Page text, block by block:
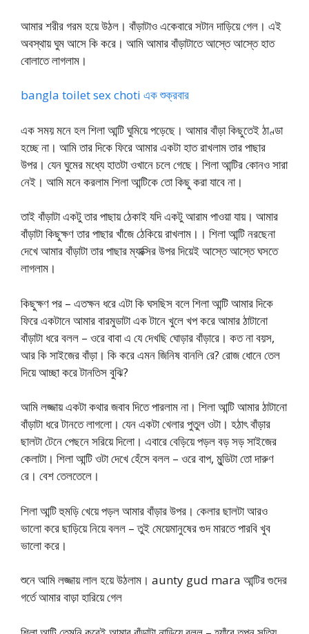
আমার শরীর গরম হয়ে উঠল। বাঁড়াটাও একেবারে সটান দাড়িয়ে গেল। এই
অবস্থায় ঘুম আসে কি করে। আমি আমার বাঁড়াটাতে আস্তে আস্তে হাত
বোলাতে লাগলাম।
bangla toilet sex choti এক শুক্রবার
এক সময় মনে হল শিলা আন্টি ঘুমিয়ে পড়েছে। আমার বাঁড়া কিছুতেই ঠাণ্ডা
হচ্ছে না। আমি তার দিকে ফিরে আমার একটা হাত রাখলাম তার পাছার
উপর। যেন ঘুমের মধ্যে হাতটা ওখানে চলে গেছে। শিলা আন্টির কোনও সারা
নেই। আমি মনে করলাম শিলা আন্টিকে তো কিছু করা যাবে না।
তাই বাঁড়াটা একটু তার পাছায় ঠেকাই যদি একটু আরাম পাওয়া যায়। আমার
বাঁড়াটা কিছুক্ষণ তার পাছার খাঁজে ঠেকিয়ে রাখলাম।। শিলা আন্টি নরছেনা
দেখে আমার বাঁড়াটা তার পাছার ম্যাক্সির উপর দিয়েই আস্তে আস্তে ঘসতে
লাগলাম।
কিছুক্ষণ পর – এতক্ষন ধরে এটা কি ঘসছিস বলে শিলা আন্টি আমার দিকে
ফিরে একটানে আমার বারমুডাটা এক টানে খুলে খপ করে আমার ঠাটানো
বাঁড়াটা ধরে বলল – ওরে বাবা এ যে দেখছি ঘোড়ার বাঁড়ারে। কত না বয়স,
আর কি সাইজের বাঁড়া। কি করে এমন জিনিষ বানলি রে? রোজ ধোনে তেল
দিয়ে আচ্ছা করে টানতিস বুঝি?
আমি লজ্জায় একটা কথার জবাব দিতে পারলাম না। শিলা আন্টি আমার ঠাটানো
বাঁড়াটা ধরে টানতে লাগলো। যেন একটা খেলার পুতুল ওটা। হঠাৎ বাঁড়ার
ছালটা টেনে পেছনে সরিয়ে দিলো। এবারে বেড়িয়ে পড়ল বড় সড় সাইজের
কেলাটা। শিলা আন্টি ওটা দেখে হেঁসে বলল – ওরে বাপ, মুন্ডিটা তো দারুণ
রে। বেশ তেলতেলে।
শিলা আন্টি হুমড়ি খেয়ে পড়ল আমার বাঁড়ার উপর। কেলার ছালটা আরও
ভালো করে ছাড়িয়ে নিয়ে বলল – তুই মেয়েমানুষের গুদ মারতে পারবি খুব
ভালো করে।
শুনে আমি লজ্জায় লাল হয়ে উঠলাম। aunty gud mara আন্টির গুদের
গর্তে আমার বাড়া হারিয়ে গেল